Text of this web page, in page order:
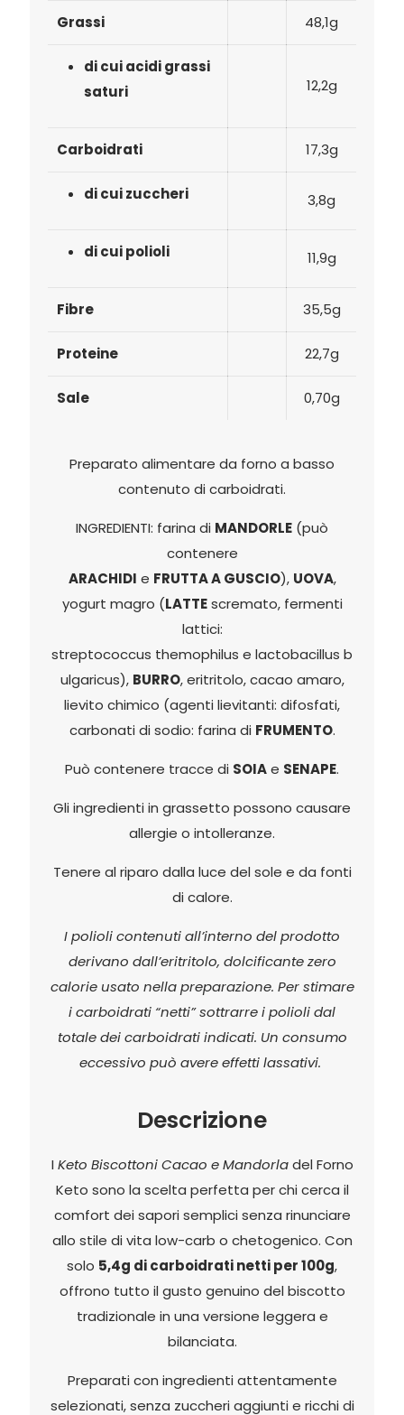
Grassi 48,1g
di cui acidi grassi
saturi
12,2g
Carboidrati 17,3g
di cui zuccheri 3,8g
di cui polioli 11,9g
Fibre 35,5g
Proteine 22,7g
Sale 0,70g
Preparato alimentare da forno a basso
contenuto di carboidrati.
INGREDIENTI: farina di MANDORLE (può
contenere
ARACHIDI e FRUTTAAGUSCIO), UOVA,
yogurt magro (LATTE scremato, fermenti
lattici:
streptococcus themophilus e lactobacillus b
ulgaricus), BURRO, eritritolo, cacao amaro,
lievito chimico (agenti lievitanti: difosfati,
carbonati di sodio: farina di FRUMENTO.
Può contenere tracce di SOIAe SENAPE.
Gli ingredienti in grassetto possono causare
allergie o intolleranze.
Tenere al riparo dalla luce del sole e da fonti
di calore.
I polioli contenuti all’interno del prodotto
derivano dall’eritritolo, dolcificante zero
calorie usato nella preparazione. Per stimare
i carboidrati “netti” sottrarre i polioli dal
totale dei carboidrati indicati. Un consumo
eccessivo può avere effetti lassativi.
Descrizione
I Keto Biscottoni Cacao e Mandorladel Forno
Keto sono la scelta perfetta per chi cerca il
comfort dei sapori semplici senza rinunciare
allo stile di vita low-carb o chetogenico. Con
solo 5,4g di carboidrati netti per 100g,
offrono tutto il gusto genuino del biscotto
tradizionale in una versione leggera e
bilanciata.
Preparati con ingredienti attentamente
selezionati, senza zuccheri aggiunti e ricchi di